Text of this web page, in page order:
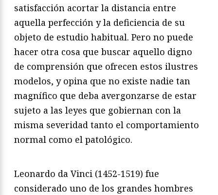
satisfacción acortar la distancia entre
aquella perfección y la deficiencia de su
objeto de estudio habitual. Pero no puede
hacer otra cosa que buscar aquello digno
de comprensión que ofrecen estos ilustres
modelos, y opina que no existe nadie tan
magnífico que deba avergonzarse de estar
sujeto a las leyes que gobiernan con la
misma severidad tanto el comportamiento
normal como el patológico.
Leonardo da Vinci (1452-1519) fue
considerado uno de los grandes hombres